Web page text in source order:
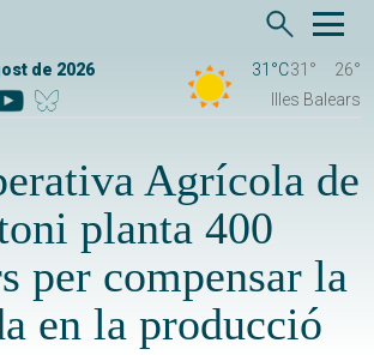
de 2026 31°C31°
26°
Illes Balears
Agrícola de
planta 400
per compensar la
en la producció